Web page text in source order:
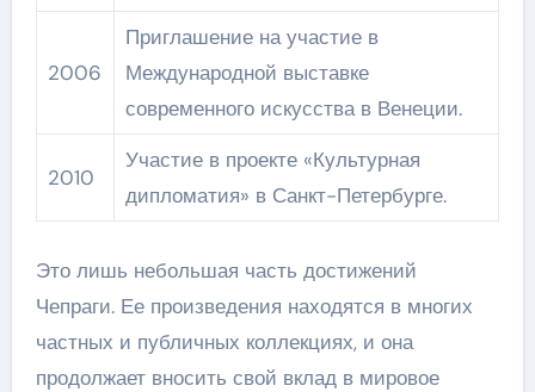
2006
Приглашение на участие в
Международной выставке
современного искусства в Венеции.
2010
Участие в проекте «Культурная
дипломатия» в Санкт-Петербурге.
Это лишь небольшая часть достижений
Чепраги. Ее произведения находятся в многих
частных и публичных коллекциях, и она
продолжает вносить свой вклад в мировое